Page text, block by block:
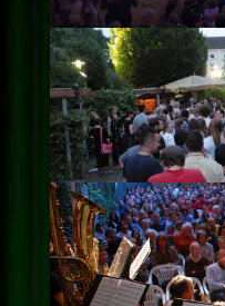
Ort
Anreise
Wetter
Kinogutschein
Konzept
Archiv
Kontakt
Impressum